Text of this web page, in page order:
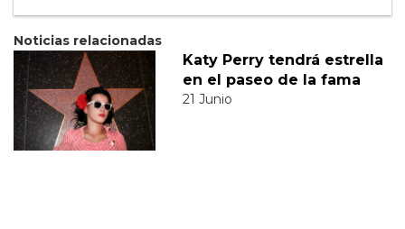
Noticias relacionadas
Katy Perry tendrá estrella
en el paseo de la fama
21 Junio